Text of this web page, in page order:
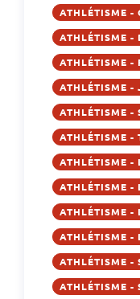
ATHLÉTISME -
ATHLÉTISME -
ATHLÉTISME -
ATHLÉTISME -
ATHLÉTISME -
ATHLÉTISME -
ATHLÉTISME -
ATHLÉTISME -
ATHLÉTISME -
ATHLÉTISME -
ATHLÉTISME -
ATHLÉTISME -